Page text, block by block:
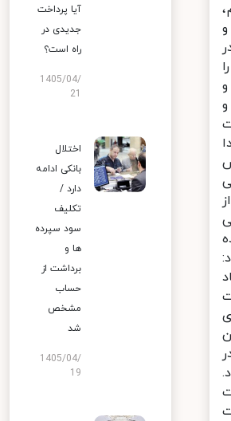
آیا پرداخت
جدیدی در
راه است؟
1405/04/
اختلال
بانکی ادامه
دارد /
تکلیف
سود سپرده
ها و
برداشت از
حساب
مشخص
شد
1405/04/
19